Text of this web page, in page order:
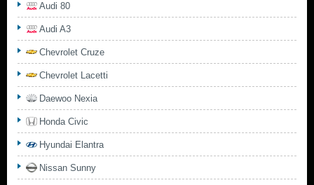
Audi 80
Audi A3
Chevrolet Cruze
Chevrolet Lacetti
Daewoo Nexia
Honda Civic
Hyundai Elantra
Nissan Sunny